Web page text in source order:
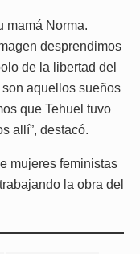
mamá Norma.
desprendimos
de la libertad del
aquellos sueños
que Tehuel tuvo
allí”, destacó.
mujeres feministas
la obra del